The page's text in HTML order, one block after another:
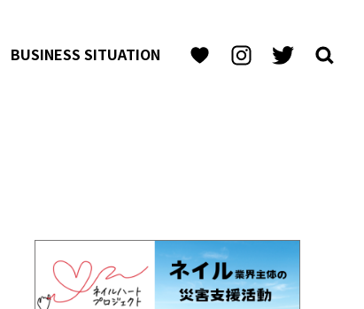
BUSINESS SITUATION